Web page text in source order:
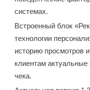
системах.
Встроенный блок
технологии
историю просмотров
клиентам
чека.